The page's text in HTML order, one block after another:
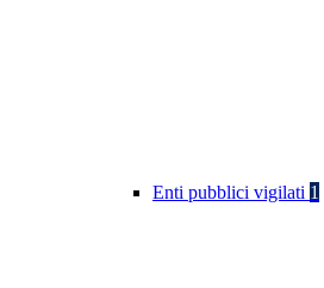
Enti pubblici vigilati 1